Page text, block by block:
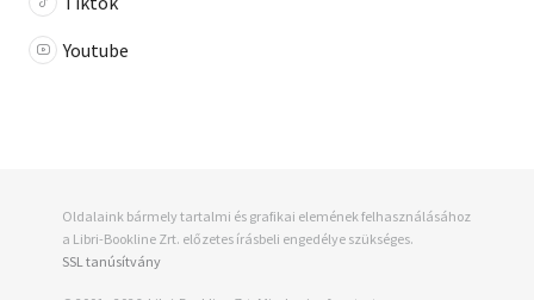
Youtube
Oldalaink bármely tartalmi és grafikai elemének felhasználásához
a Libri-Bookline Zrt. előzetes írásbeli engedélye szükséges.
SSL tanúsítvány